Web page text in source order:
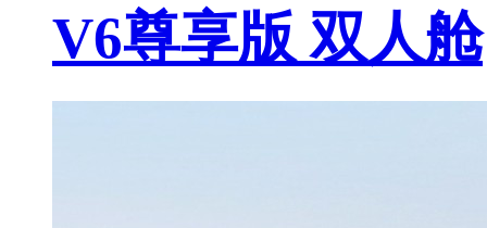
V6尊享版 双人舱